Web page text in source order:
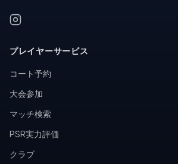
プレイヤーサービス
コート予約
大会参加
マッチ検索
PSR実力評価
クラブ